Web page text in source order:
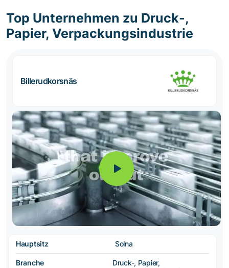
Top Unternehmen zu Druck-,
Papier, Verpackungsindustrie
Billerudkorsnäs
Hauptsitz Solna
Branche
Druck-, Papier,